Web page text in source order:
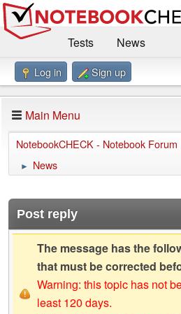
Tests
News
Benchmarks / Technik
Forum
Impressum
Log in Sign up
Main Menu
NotebookCHECK - Notebook Forum
► News
Post reply
The message has the
that must be corrected
Warning: this topic has not
least 120 days.